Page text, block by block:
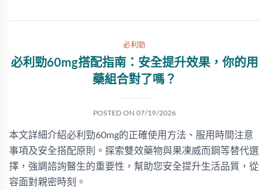
必利勁
必利勁60mg搭配指南：安全提升效果，你的用
藥組合對了嗎？
POSTED ON 07/19/2026
本文詳細介紹必利勁60mg的正確使用方法、服用時間注意
事項及安全搭配原則。探索雙效藥物與果凍威而鋼等替代選
擇，強調諮詢醫生的重要性，幫助您安全提升生活品質，從
容面對親密時刻。